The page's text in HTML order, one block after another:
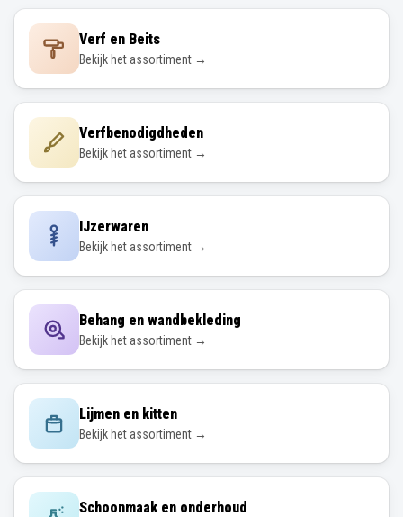
Verf en Beits
Bekijk het assortiment →
Verfbenodigdheden
Bekijk het assortiment →
IJzerwaren
Bekijk het assortiment →
Behang en wandbekleding
Bekijk het assortiment →
Lijmen en kitten
Bekijk het assortiment →
Schoonmaak en onderhoud